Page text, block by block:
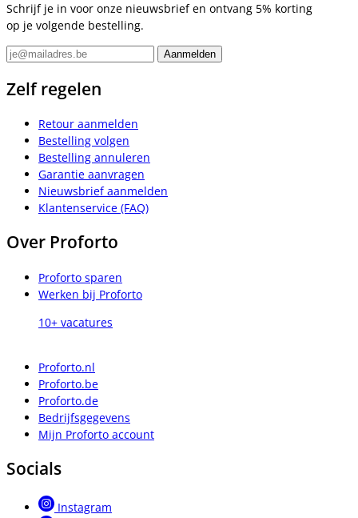
Schrijf je in voor onze nieuwsbrief en ontvang 5% korting
op je volgende bestelling.
Zelf regelen
Retour aanmelden
Bestelling volgen
Bestelling annuleren
Garantie aanvragen
Nieuwsbrief aanmelden
Klantenservice (FAQ)
Over Proforto
Proforto sparen
Werken bij Proforto
10+ vacatures
Proforto.nl
Proforto.be
Proforto.de
Bedrijfsgegevens
Mijn Proforto account
Socials
Instagram